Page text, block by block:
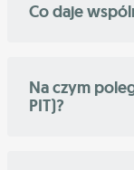
Co daje
Na czym
PIT)?